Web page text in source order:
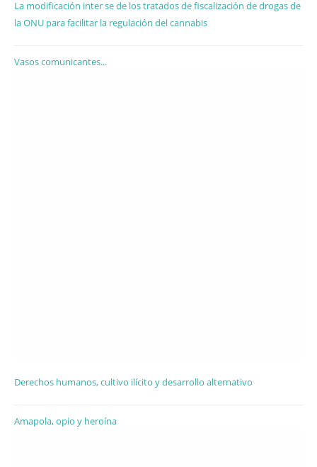
La modificación inter se de los tratados de fiscalización de drogas de
la ONU para facilitar la regulación del cannabis
Vasos comunicantes...
Derechos humanos, cultivo ilícito y desarrollo alternativo
Amapola, opio y heroína